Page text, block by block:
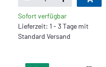
Sofort verfügbar
Lieferzeit: 1 - 3 Tage mit
Standard Versand